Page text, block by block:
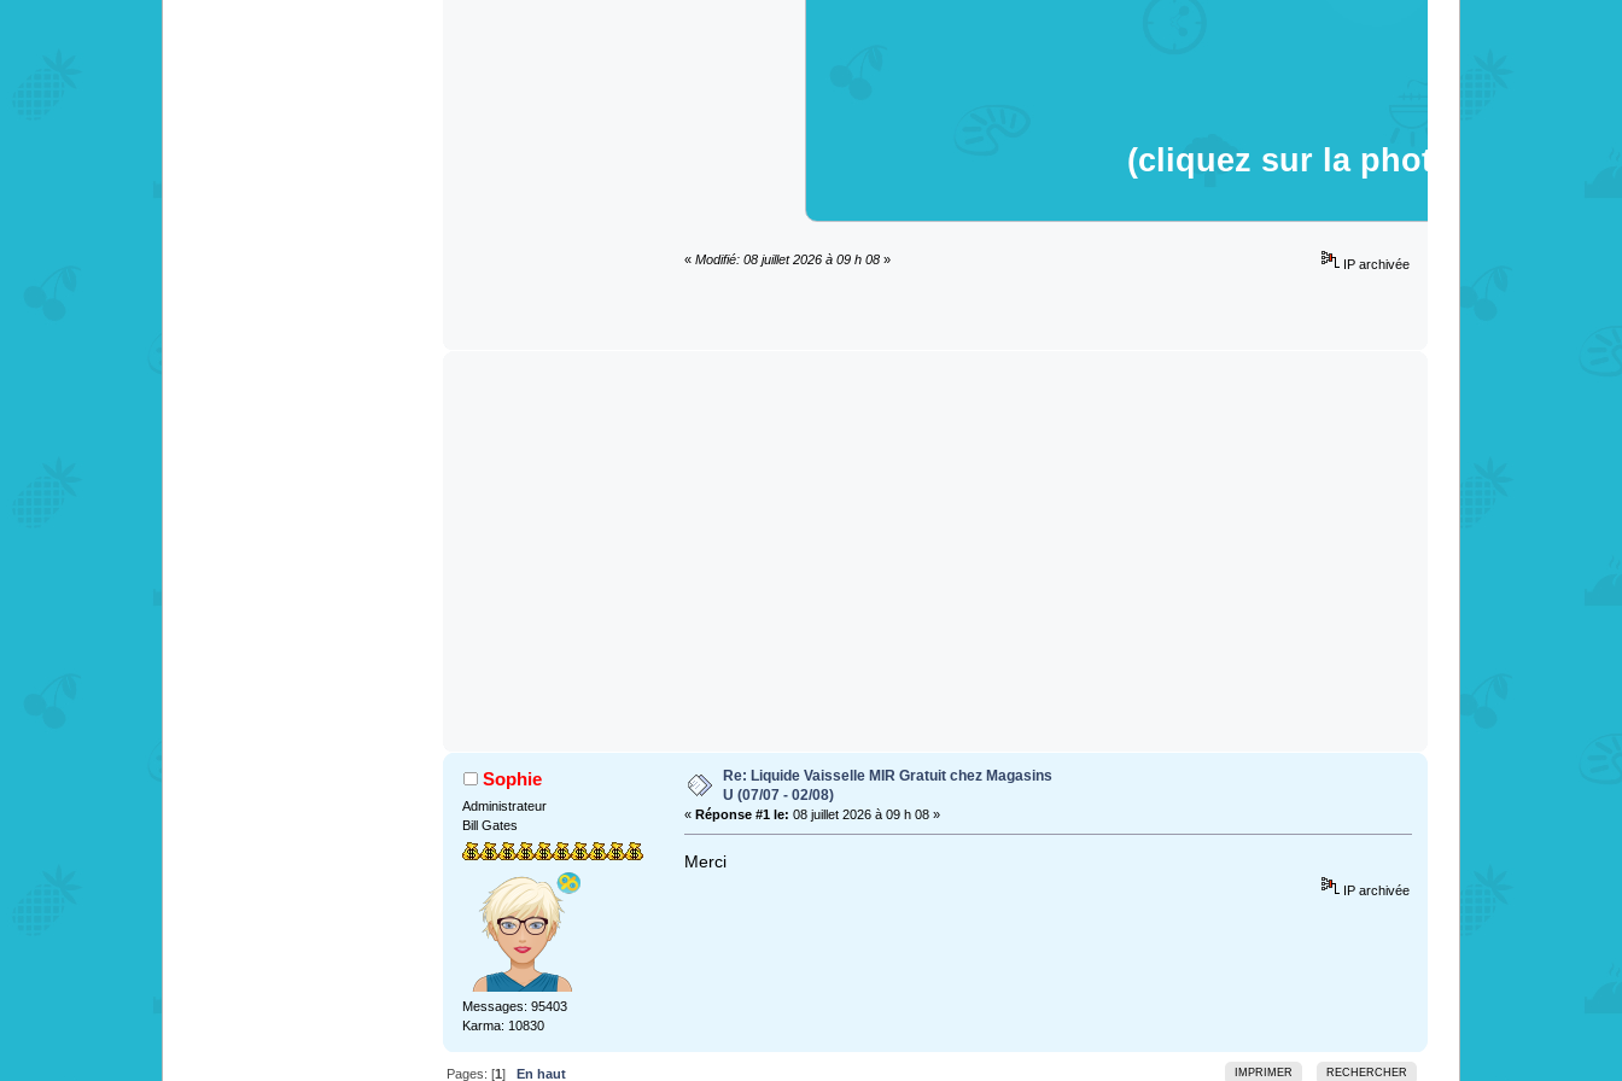
(cliquez sur la photo)
«Modifié: 08 juillet 2026 à 09 h 08» IP archivée
Sophie
Administrateur
Bill Gates
Messages: 95403
Karma: 10830
Re: Liquide Vaisselle MIR Gratuit chez Magasins
U (07/07 - 02/08)
« Réponse #1 le: 08 juillet 2026 à 09 h 08 »
Merci
IP archivée
IMPRIMER RECHERCHER
Pages: [1] En haut